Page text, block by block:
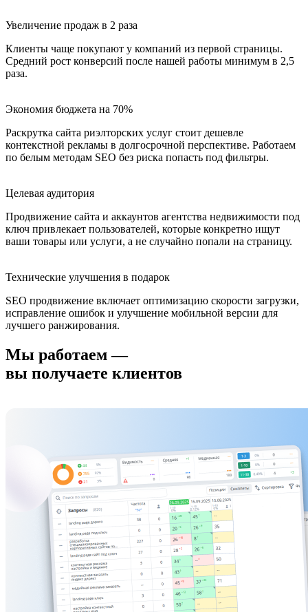
Увеличение продаж в 2 раза
Клиенты чаще покупают у компаний из первой страницы.
Средний рост конверсий после нашей работы минимум в 2,5
раза.
Экономия бюджета на 70%
Раскрутка сайта риэлторских услуг стоит дешевле
контекстной рекламы в долгосрочной перспективе. Работаем
по белым методам SEO без риска попасть под фильтры.
Целевая аудитория
Продвижение сайта и аккаунтов агентства недвижимости под
ключ привлекает пользователей, которые конкретно ищут
ваши товары или услуги, а не случайно попали на страницу.
Технические улучшения в подарок
SEO продвижение включает оптимизацию скорости загрузки,
исправление ошибок и улучшение мобильной версии для
лучшего ранжирования.
Мы работаем —
вы получаете клиентов